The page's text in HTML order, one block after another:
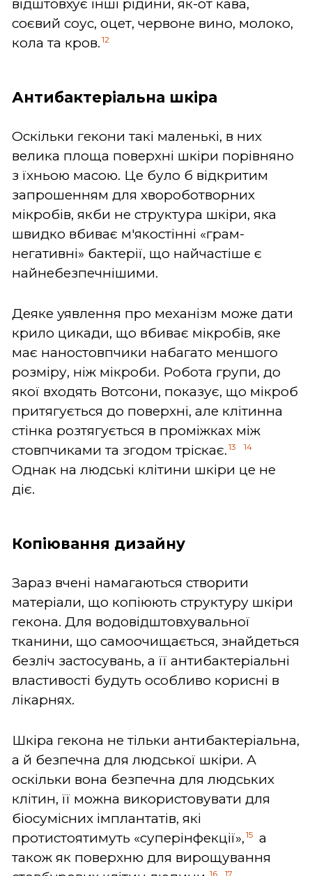
відштовхує інші рідини, як-от кава,
соєвий соус, оцет, червоне вино, молоко,
кола та кров. 12
Антибактеріальна шкіра
Оскільки гекони такі маленькі, в них
велика площа поверхні шкіри порівняно
з їхньою масою. Це було б відкритим
запрошенням для хвороботворних
мікробів, якби не структура шкіри, яка
швидко вбиває м'якостінні «грам-
негативні» бактерії, що найчастіше є
найнебезпечнішими.
Деяке уявлення про механізм може дати
крило цикади, що вбиває мікробів, яке
має наностовпчики набагато меншого
розміру, ніж мікроби. Робота групи, до
якої входять Вотсони, показує, що мікроб
притягується до поверхні, але клітинна
стінка розтягується в проміжках між
стовпчиками та згодом тріскає. 13 14
Однак на людські клітини шкіри це не
діє.
Копіювання дизайну
Зараз вчені намагаються створити
матеріали, що копіюють структуру шкіри
гекона. Для водовідштовхувальної
тканини, що самоочищається, знайдеться
безліч застосувань, а її антибактеріальні
властивості будуть особливо корисні в
лікарнях.
Шкіра гекона не тільки антибактеріальна,
а й безпечна для людської шкіри. А
оскільки вона безпечна для людських
клітин, її можна використовувати для
біосумісних імплантатів, які
протистоятимуть «суперінфекції», 15 а
також як поверхню для вирощування
16 17